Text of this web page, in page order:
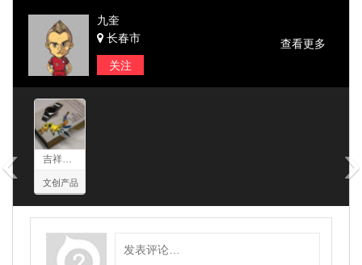
九奎
长春市
关注
查看更多
吉祥航空青鸾翔凤文创产品
文创产品
‹ ›